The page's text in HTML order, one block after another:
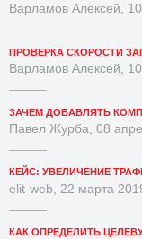
Варламов Алексей,
ПРОВЕРКА СКОРОСТИ
Варламов Алексей,
ЗАЧЕМ ДОБАВЛЯТЬ
Павел Журба, 08
КЕЙС: УВЕЛИЧЕНИЕ
elit-web, 22 марта
КАК ОПРЕДЕЛИТЬ